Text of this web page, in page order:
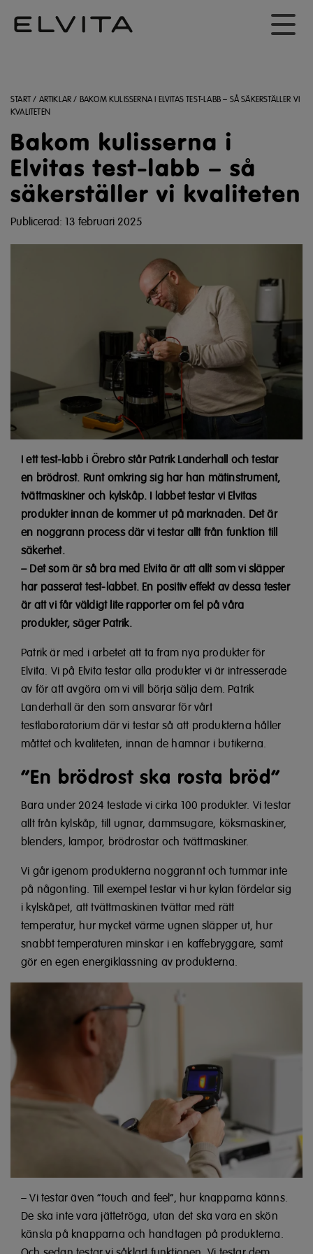
START / ARTIKLAR / BAKOM KULISSERNA I ELVITAS TEST-LABB – SÅ SÄKERSTÄLLER VI
KVALITETEN
Bakom kulisserna i
Elvitas test-labb – så
säkerställer vi kvaliteten
Publicerad: 13 februari 2025
I ett test-labb i Örebro står Patrik Landerhall och testar
en brödrost. Runt omkring sig har han mätinstrument,
tvättmaskiner och kylskåp. I labbet testar vi Elvitas
produkter innan de kommer ut på marknaden. Det är
en noggrann process där vi testar allt från funktion till
säkerhet.
– Det som är så bra med Elvita är att allt som vi släpper
har passerat test-labbet. En positiv effekt av dessa tester
är att vi får väldigt lite rapporter om fel på våra
produkter, säger Patrik.
Patrik är med i arbetet att ta fram nya produkter för
Elvita. Vi på Elvita testar alla produkter vi är intresserade
av för att avgöra om vi vill börja sälja dem. Patrik
Landerhall är den som ansvarar för vårt
testlaboratorium där vi testar så att produkterna håller
måttet och kvaliteten, innan de hamnar i butikerna.
“En brödrost ska rosta bröd”
Bara under 2024 testade vi cirka 100 produkter. Vi testar
allt från kylskåp, till ugnar, dammsugare, köksmaskiner,
blenders, lampor, brödrostar och tvättmaskiner.
Vi går igenom produkterna noggrannt och tummar inte
på någonting. Till exempel testar vi hur kylan fördelar sig
i kylskåpet, att tvättmaskinen tvättar med rätt
temperatur, hur mycket värme ugnen släpper ut, hur
snabbt temperaturen minskar i en kaffebryggare, samt
gör en egen energiklassning av produkterna.
– Vi testar även “touch and feel”, hur knapparna känns.
De ska inte vara jättetröga, utan det ska vara en skön
känsla på knapparna och handtagen på produkterna.